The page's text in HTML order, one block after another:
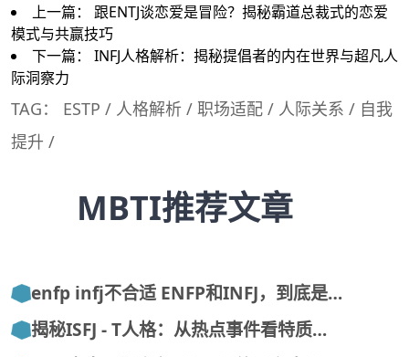
上一篇： 跟ENTJ谈恋爱是冒险？揭秘霸道总裁式的恋爱
模式与共赢技巧
下一篇： INFJ人格解析：揭秘提倡者的内在世界与超凡人
际洞察力
TAG： ESTP / 人格解析 / 职场适配 / 人际关系 / 自我
提升 /
MBTI推荐文章
enfp infj不合适 ENFP和INFJ，到底是…
揭秘ISFJ - T人格：从热点事件看特质…